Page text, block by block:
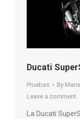
Ducati
Pruebas By
Leave a comment
La Ducati